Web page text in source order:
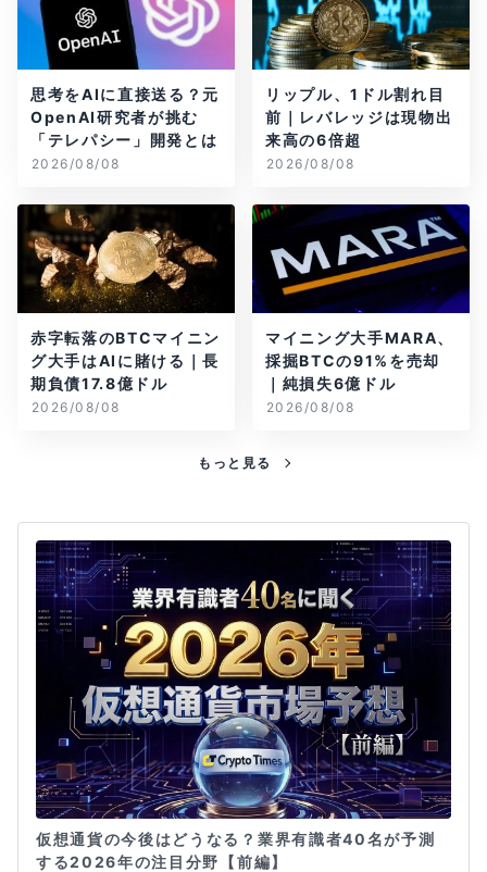
思考をAIに直接送る？元
OpenAI研究者が挑む
「テレパシー」開発とは
2026/08/08
リップル、1ドル割れ目
前｜レバレッジは現物出
来高の6倍超
2026/08/08
赤字転落のBTCマイニン
グ大手はAIに賭ける｜長
期負債17.8億ドル
2026/08/08
マイニング大手MARA、
採掘BTCの91%を売却
｜純損失6億ドル
2026/08/08
もっと見る
仮想通貨の今後はどうなる？業界有識者40名が予測
する2026年の注目分野【前編】